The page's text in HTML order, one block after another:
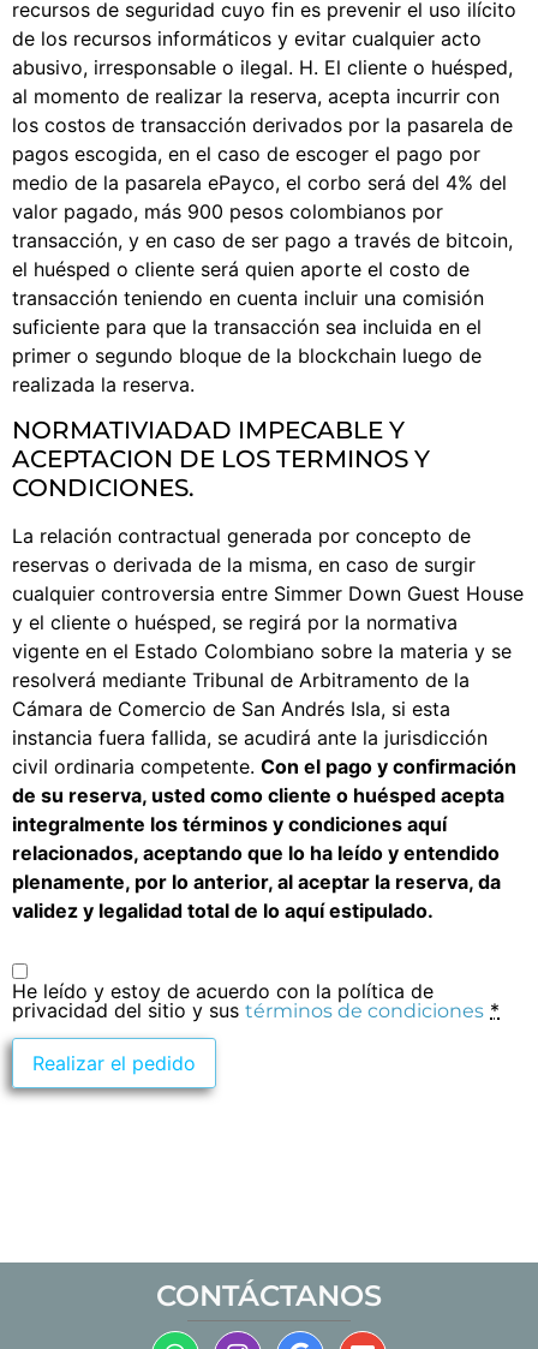
recursos de seguridad cuyo fin es prevenir el uso ilícito
de los recursos informáticos y evitar cualquier acto
abusivo, irresponsable o ilegal. H. El cliente o huésped,
al momento de realizar la reserva, acepta incurrir con
los costos de transacción derivados por la pasarela de
pagos escogida, en el caso de escoger el pago por
medio de la pasarela ePayco, el corbo será del 4% del
valor pagado, más 900 pesos colombianos por
transacción, y en caso de ser pago a través de bitcoin,
el huésped o cliente será quien aporte el costo de
transacción teniendo en cuenta incluir una comisión
suficiente para que la transacción sea incluida en el
primer o segundo bloque de la blockchain luego de
realizada la reserva.
NORMATIVIADAD IMPECABLE Y
ACEPTACION DE LOS TERMINOS Y
CONDICIONES.
La relación contractual generada por concepto de
reservas o derivada de la misma, en caso de surgir
cualquier controversia entre Simmer Down Guest House
y el cliente o huésped, se regirá por la normativa
vigente en el Estado Colombiano sobre la materia y se
resolverá mediante Tribunal de Arbitramento de la
Cámara de Comercio de San Andrés Isla, si esta
instancia fuera fallida, se acudirá ante la jurisdicción
civil ordinaria competente. Con el pago y confirmación
de su reserva, usted como cliente o huésped acepta
integralmente los términos y condiciones aquí
relacionados, aceptando que lo ha leído y entendido
plenamente, por lo anterior, al aceptar la reserva, da
validez y legalidad total de lo aquí estipulado.
He leído y estoy de acuerdo con la política de
privacidad del sitio y sus términos de condiciones *
Realizar el pedido
CONTÁCTANOS